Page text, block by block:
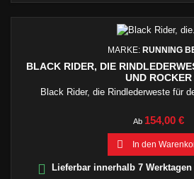
MARKE: RUNNING
BLACK RIDER, DIE
UND ROCKER
Black Rider, die Rindlederweste für
Ab Preis
154,00 €
 In den
 Lieferbar innerhalb 7